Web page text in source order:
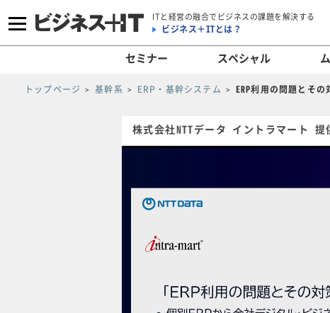
ITと経営の融合でビジネスの課題を解決する
ビジネス＋ITとは？
セミナー スペシャル
トップページ 基幹系 ERP・基幹システム ERP利用の問題とそ
株式会社NTTデータ イントラマート 提